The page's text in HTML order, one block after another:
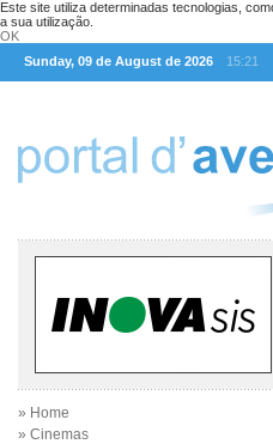
Este site utiliza determinadas tecnologias,
a sua utilização.
OK
Sunday, 09 de August de 2026
15:21
» Home
» Cinemas